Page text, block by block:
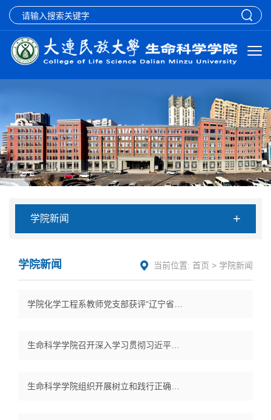
学院新闻 +
学院新闻 当前位置: 首页 > 学院新闻
学院化学工程系教师党支部获评“辽宁省高校先进基层党组织”荣誉称号
生命科学学院召开深入学习贯彻习近平党建思想专题会议
生命科学学院组织开展树立和践行正确政绩观学习教育主题党日活动